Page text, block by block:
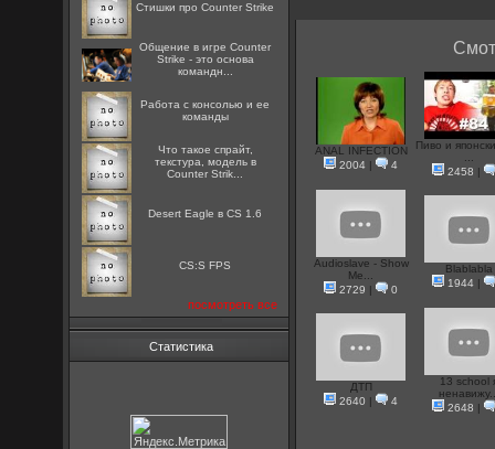
Стишки про Counter Strike
Общение в игре Counter
Strike - это основа
командн...
Работа с консолью и ее
команды
Что такое спрайт,
текстура, модель в
Counter Strik...
Desert Eagle в CS 1.6
CS:S FPS
посмотреть все
Статистика
ANAL INFECTION
2004 | 4
Пиво и
2458 |
Audioslave - Show
Me...
2729 | 0
Blablabla
1944|
ДТП
2640 | 4
13 school
2648 |